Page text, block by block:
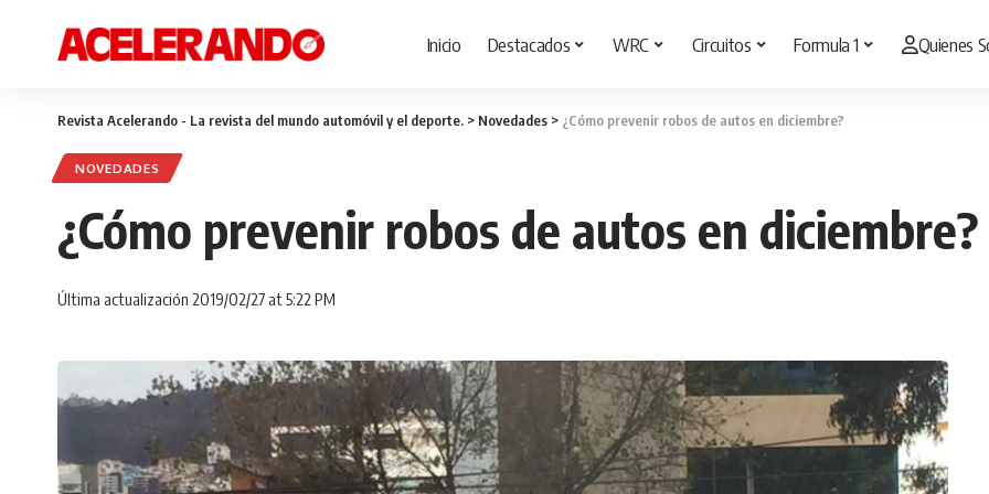
Inicio Destacados WRC Circuitos Formula 1 Quienes
Revista Acelerando - La revista del mundo automóvil y el deporte. > Novedades > ¿Cómo prevenir robos de autos en diciembre?
NOVEDADES
¿Cómo prevenir robos de autos en diciembre?
Última actualización 2019/02/27 at 5:22 PM